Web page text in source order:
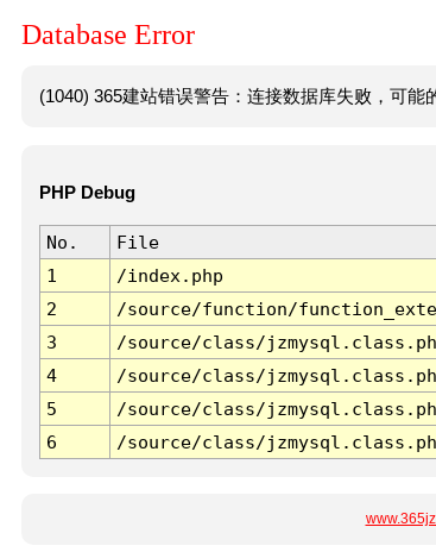
Database Error
(1040) 365建站错误警告：连接数据库失败，可能
PHP Debug
No. File
1
/index.php
2
/source/function/
3
/source/class/
4
/source/class/
5
/source/class/
6
/source/class/